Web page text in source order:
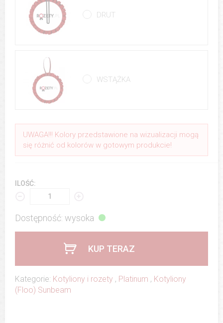
DRUT
WSTĄŻKA
UWAGA!!! Kolory przedstawione na wizualizacji mogą
się różnić od kolorów w gotowym produkcie!
ILOŚĆ:
Dostępność: wysoka
KUP TERAZ
Kategorie: Kotyliony i rozety , Platinum , Kotyliony
(Floo) Sunbeam